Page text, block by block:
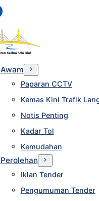
Awam
Paparan CCTV
Kemas Kini Trafik
Notis Penting
Kadar Tol
Kemudahan
Perolehan
Iklan Tender
Pengumuman Tender